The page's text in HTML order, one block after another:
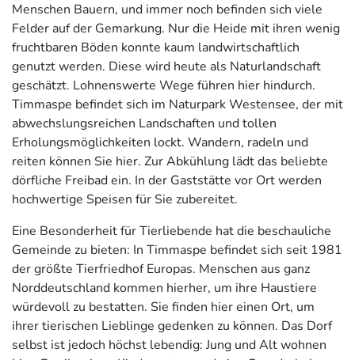
Menschen Bauern, und immer noch befinden sich viele
Felder auf der Gemarkung. Nur die Heide mit ihren wenig
fruchtbaren Böden konnte kaum landwirtschaftlich
genutzt werden. Diese wird heute als Naturlandschaft
geschätzt. Lohnenswerte Wege führen hier hindurch.
Timmaspe befindet sich im Naturpark Westensee, der mit
abwechslungsreichen Landschaften und tollen
Erholungsmöglichkeiten lockt. Wandern, radeln und
reiten können Sie hier. Zur Abkühlung lädt das beliebte
dörfliche Freibad ein. In der Gaststätte vor Ort werden
hochwertige Speisen für Sie zubereitet.
Eine Besonderheit für Tierliebende hat die beschauliche
Gemeinde zu bieten: In Timmaspe befindet sich seit 1981
der größte Tierfriedhof Europas. Menschen aus ganz
Norddeutschland kommen hierher, um ihre Haustiere
würdevoll zu bestatten. Sie finden hier einen Ort, um
ihrer tierischen Lieblinge gedenken zu können. Das Dorf
selbst ist jedoch höchst lebendig: Jung und Alt wohnen